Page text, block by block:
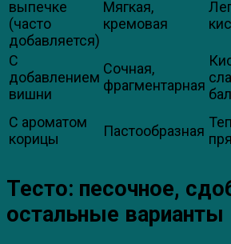
выпечке
(часто
добавляется)
Мягкая,
кремовая
С
добавлением
вишни
Сочная,
фрагментарная
С ароматом
корицы
Пастообразная
Тесто: песочное,
остальные варианты